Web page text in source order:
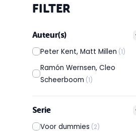
FILTER
Auteur(s)
Peter Kent, Matt Millen (1)
Ramón Wernsen, Cleo
Scheerboom (1)
Serie
Voor dummies (2)